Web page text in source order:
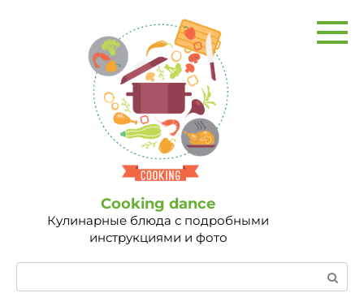
Сooking dance
Кулинарные блюда с подробными
инструкциями и фото
Поиск: